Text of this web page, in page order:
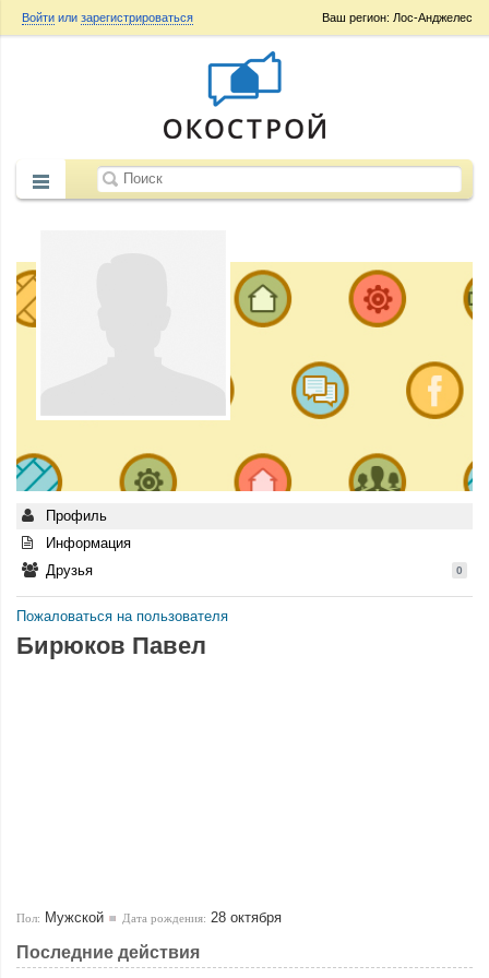
Ваш регион: Лос-Анджелес
Войти или зарегистрироваться
Профиль
Информация
Друзья
0
Пожаловаться на пользователя
Бирюков Павел
Пол: Мужской Дата рождения: 28 октября
Последние действия